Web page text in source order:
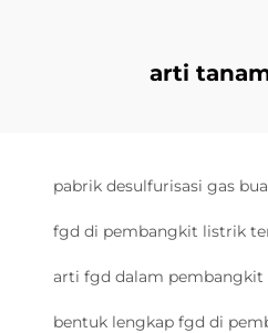
arti
pabrik desulfurisasi gas
fgd di pembangkit listrik
arti fgd dalam
bentuk lengkap fgd di